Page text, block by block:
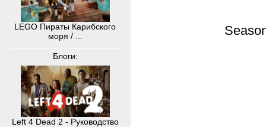
LEGO Пираты Карибского
моря / ...
Блоги:
Left 4 Dead 2 - Руководство